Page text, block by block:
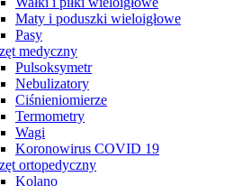
Maty i poduszki wieloigłowe
Pasy
medyczny
Pulsoksymetr
Nebulizatory
Ciśnieniomierze
Termometry
Wagi
Koronowirus COVID 19
ortopedyczny
Kolano